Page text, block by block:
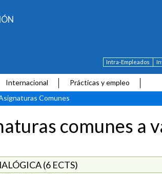
Intra-Empleados
Internacional
Prácticas y empleo
Comunes
comunes a
(6 ECTS)